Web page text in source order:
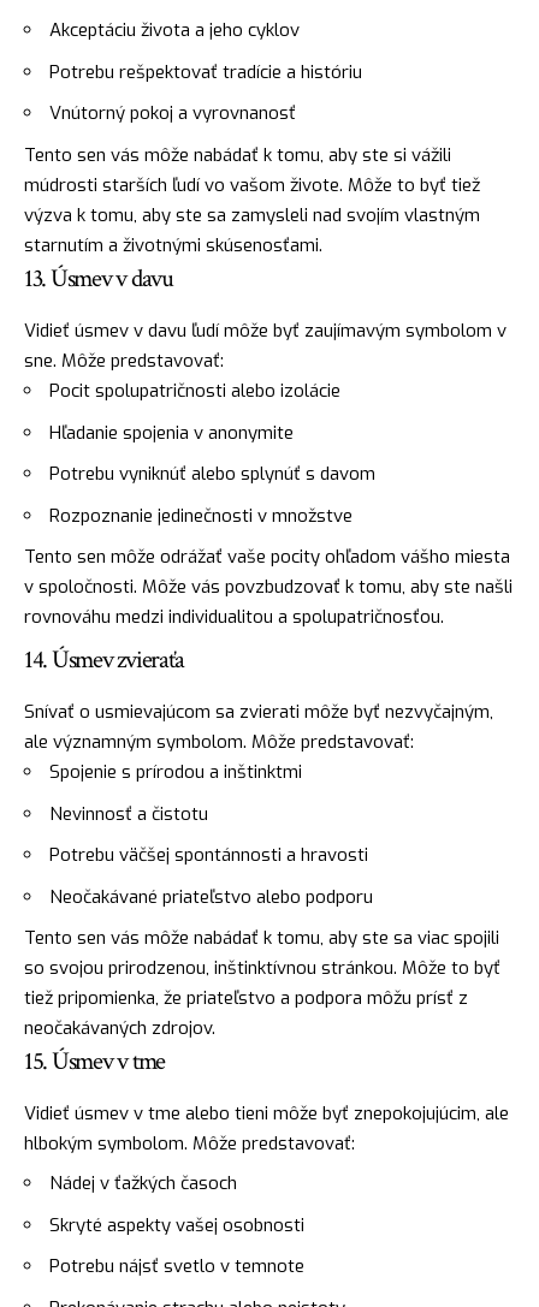
Akceptáciu života a jeho cyklov
Potrebu rešpektovať tradície a históriu
Vnútorný pokoj a vyrovnanosť
Tento sen vás môže nabádať k tomu, aby ste si vážili
múdrosti starších ľudí vo vašom živote. Môže to byť tiež
výzva k tomu, aby ste sa zamysleli nad svojím vlastným
starnutím a životnými skúsenosťami.
13. Úsmev v davu
Vidieť úsmev v davu ľudí môže byť zaujímavým symbolom v
sne. Môže predstavovať:
Pocit spolupatričnosti alebo izolácie
Hľadanie spojenia v anonymite
Potrebu vyniknúť alebo splynúť s davom
Rozpoznanie jedinečnosti v množstve
Tento sen môže odrážať vaše pocity ohľadom vášho miesta
v spoločnosti. Môže vás povzbudzovať k tomu, aby ste našli
rovnováhu medzi individualitou a spolupatričnosťou.
14. Úsmev zvieraťa
Snívať o usmievajúcom sa zvierati môže byť nezvyčajným,
ale významným symbolom. Môže predstavovať:
Spojenie s prírodou a inštinktmi
Nevinnosť a čistotu
Potrebu väčšej spontánnosti a hravosti
Neočakávané priateľstvo alebo podporu
Tento sen vás môže nabádať k tomu, aby ste sa viac spojili
so svojou prirodzenou, inštinktívnou stránkou. Môže to byť
tiež pripomienka, že priateľstvo a podpora môžu prísť z
neočakávaných zdrojov.
15. Úsmev v tme
Vidieť úsmev v tme alebo tieni môže byť znepokojujúcim, ale
hlbokým symbolom. Môže predstavovať:
Nádej v ťažkých časoch
Skryté aspekty vašej osobnosti
Potrebu nájsť svetlo v temnote